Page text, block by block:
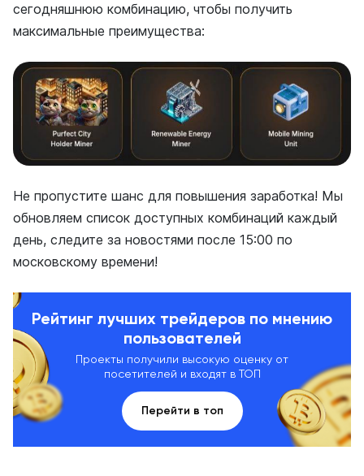
сегодняшнюю комбинацию, чтобы получить
максимальные преимущества:
Не пропустите шанс для повышения заработка! Мы
обновляем список доступных комбинаций каждый
день, следите за новостями после 15:00 по
московскому времени!
Рейтинг лучших трейдеров по мнению
пользователей
Проекты получили высокую оценку от
посетителей и входят в ТОП
Перейти в топ